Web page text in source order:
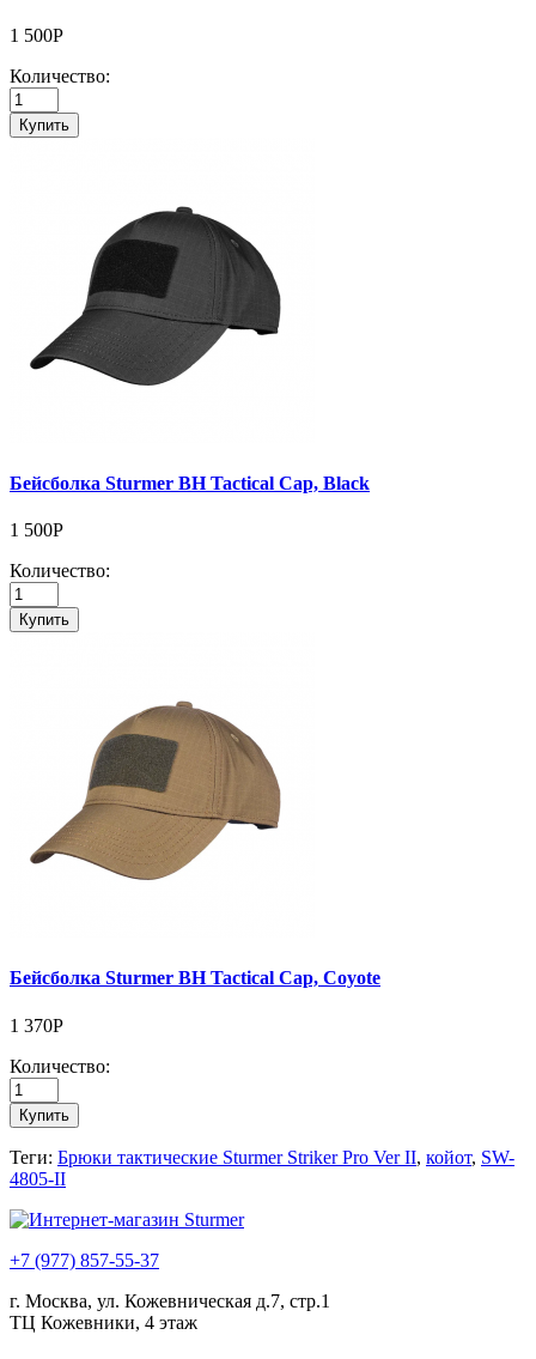
1 500Р
Количество:
Купить
Бейсболка Sturmer BH Tactical Cap, Black
1 500Р
Количество:
Купить
Бейсболка Sturmer BH Tactical Cap, Coyote
1 370Р
Количество:
Купить
Теги: Брюки тактические Sturmer Striker Pro Ver II, койот, SW-
4805-II
+7 (977) 857-55-37
г. Москва, ул. Кожевническая д.7, стр.1
ТЦ Кожевники, 4 этаж